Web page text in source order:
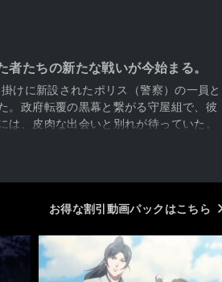
たちの新たな戦いが今始まる。
けに新設されたポリス（警察）の一員と
。政府転覆の黒幕と繋がる守屋組で、彼
、皮肉な出会いと別れが待っていた。
お得な割引動画パックはこちら